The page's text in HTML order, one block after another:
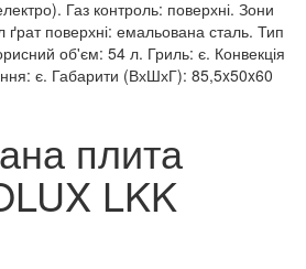
Газ контроль: поверхні. Зони
ґрат поверхні: емальована сталь. Тип
об'єм: 54 л. Гриль: є. Конвекція
є. Габарити (ВхШхГ): 85,5x50x60
плита
LKK